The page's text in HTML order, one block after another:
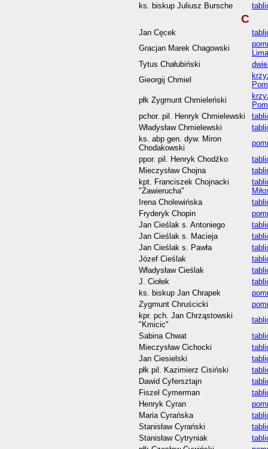
ks. biskup Juliusz Bursche
C
Jan Cęcek
Gracjan Marek Chagowski
Tytus Chałubiński
Gieorgij Chmiel
płk Zygmunt Chmieleński
pchor. pil. Henryk Chmielewski
Władysław Chmielewski
ks. abp gen. dyw. Miron
Chodakowski
ppor. pil. Henryk Chodźko
Mieczysław Chojna
kpt. Franciszek Chojnacki
"Zawierucha"
Irena Cholewińska
Fryderyk Chopin
Jan Cieślak s. Antoniego
Jan Cieślak s. Macieja
Jan Cieślak s. Pawła
Józef Cieślak
Władysław Cieślak
J. Ciołek
ks. biskup Jan Chrapek
Zygmunt Chruścicki
kpr. pch. Jan Chrząstowski
"Kmicic"
Sabina Chwat
Mieczysław Cichocki
Jan Ciesielski
płk pil. Kazimierz Cisiński
Dawid Cyfersztajn
Fiszel Cymerman
Henryk Cyran
Maria Cyrańska
Stanisław Cyrański
Stanisław Cytryniak